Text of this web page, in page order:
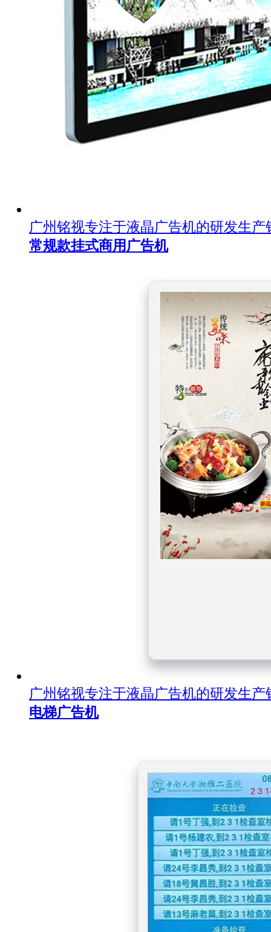
广州铭视专注于液晶广告机的研发生
常规款挂式商用广告机
广州铭视专注于液晶广告机的研发生
电梯广告机